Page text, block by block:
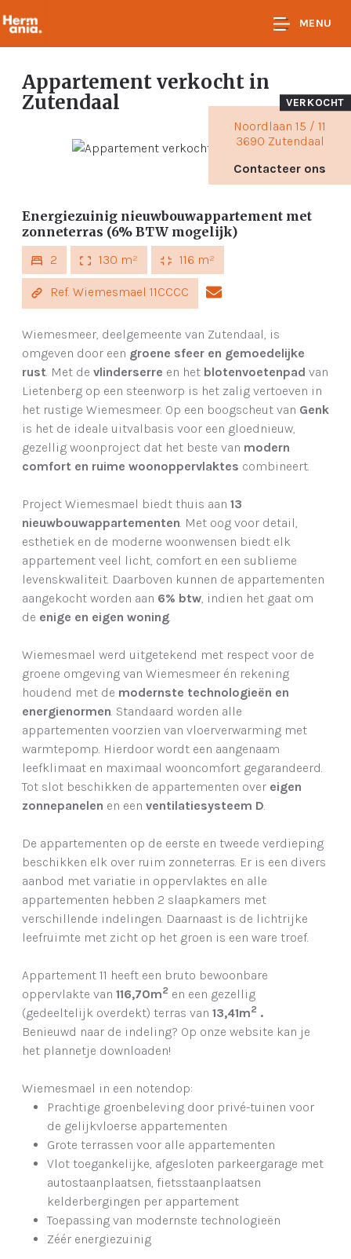
MENU
Appartement verkocht in
Zutendaal
Noordlaan 15 / 11
3690 Zutendaal
Contacteer ons
VERKOCHT
Energiezuinig nieuwbouwappartement met
zonneterras (6% BTW mogelijk)
2 130 m² 116 m²
Ref. Wiemesmael 11CCCC
Wiemesmeer, deelgemeente van Zutendaal, is
omgeven door een groene sfeer en gemoedelijke
rust. Met de vlinderserre en het blotenvoetenpad van
Lietenberg op een steenworp is het zalig vertoeven in
het rustige Wiemesmeer. Op een boogscheut van Genk
is het de ideale uitvalbasis voor een gloednieuw,
gezellig woonproject dat het beste van modern
comfort en ruime woonoppervlaktes combineert.
Project Wiemesmael biedt thuis aan 13
nieuwbouwappartementen. Met oog voor detail,
esthetiek en de moderne woonwensen biedt elk
appartement veel licht, comfort en een sublieme
levenskwaliteit. Daarboven kunnen de appartementen
aangekocht worden aan 6% btw, indien het gaat om
de enige en eigen woning.
Wiemesmael werd uitgetekend met respect voor de
groene omgeving van Wiemesmeer én rekening
houdend met de modernste technologieën en
energienormen. Standaard worden alle
appartementen voorzien van vloerverwarming met
warmtepomp. Hierdoor wordt een aangenaam
leefklimaat en maximaal wooncomfort gegarandeerd.
Tot slot beschikken de appartementen over eigen
zonnepanelen en een ventilatiesysteem D.
De appartementen op de eerste en tweede verdieping
beschikken elk over ruim zonneterras. Er is een divers
aanbod met variatie in oppervlaktes en alle
appartementen hebben 2 slaapkamers met
verschillende indelingen. Daarnaast is de lichtrijke
leefruimte met zicht op het groen is een ware troef.
Appartement 11 heeft een bruto bewoonbare
oppervlakte van 116,70m2 en een gezellig
(gedeeltelijk overdekt) terras van 13,41m2 .
Benieuwd naar de indeling? Op onze website kan je
het plannetje downloaden!
Wiemesmael in een notendop:
Prachtige groenbeleving door privé-tuinen voor
de gelijkvloerse appartementen
Grote terrassen voor alle appartementen
Vlot toegankelijke, afgesloten parkeergarage met
autostaanplaatsen, fietsstaanplaatsen
kelderbergingen per appartement
Toepassing van modernste technologieën
Zéér energiezuinig